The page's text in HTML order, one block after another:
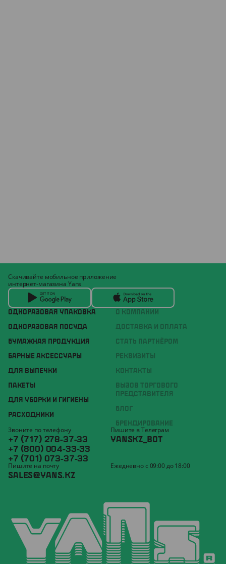
ОДНОРАЗОВАЯ УПАКОВКА
ОДНОРАЗОВАЯ ПОСУДА
БУМАЖНАЯ ПРОДУКЦИЯ
БАРНЫЕ АКСЕССУАРЫ
ДЛЯ ВЫПЕЧКИ
ПАКЕТЫ
ДЛЯ УБОРКИ И ГИГИЕНЫ
РАСХОДНИКИ
О КОМПАНИИ
ДОСТАВКА И ОПЛАТА
СТАТЬ ПАРТНЁРОМ
РЕКВИЗИТЫ
КОНТАКТЫ
ВЫЗОВ ТОРГОВОГО
ПРЕДСТАВИТЕЛЯ
БЛОГ
БРЕНДИРОВАНИЕ
Скачивайте мобильное приложение
интернет-магазина Yans
Звоните по телефону
+7 (717) 278-37-33
+7 (800) 004-33-33
+7 (701) 073-37-33
Пишите в Телеграм
YANSKZ_BOT
Пишите на почту
SALES@YANS.KZ
Ежедневно с 09:00 до 18:00